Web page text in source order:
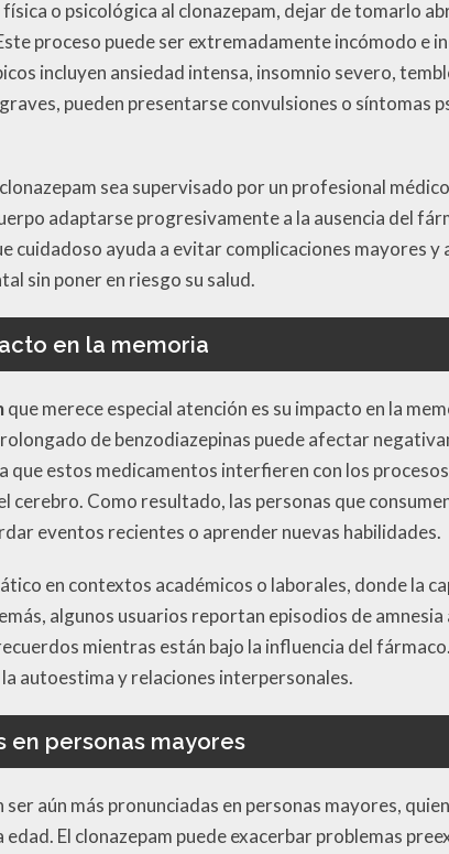
o psicológica al clonazepam, dejar de tomarlo
proceso puede ser extremadamente incómodo e
incluyen ansiedad intensa, insomnio severo,
pueden presentarse convulsiones o síntomas
sea supervisado por un profesional
adaptarse progresivamente a la ausencia del
cuidadoso ayuda a evitar complicaciones mayores y
sin poner en riesgo su salud.
en la memoria
que merece especial atención es su impacto en la
de benzodiazepinas puede afectar
que estos medicamentos interfieren con los
cerebro. Como resultado, las personas que
eventos recientes o aprender nuevas habilidades.
en contextos académicos o laborales, donde la
algunos usuarios reportan episodios de
mientras están bajo la influencia del
autoestima y relaciones interpersonales.
en personas mayores
ser aún más pronunciadas en personas mayores,
El clonazepam puede exacerbar problemas